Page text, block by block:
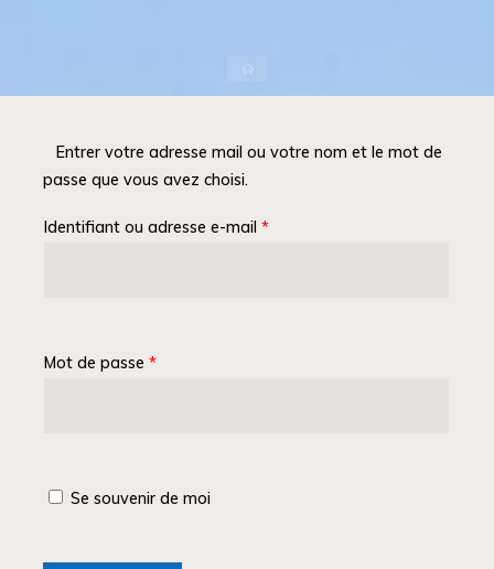
Entrer votre adresse mail ou votre nom et le mot de
passe que vous avez choisi.
Identifiant ou adresse e-mail*
Mot de passe*
Se souvenir de moi